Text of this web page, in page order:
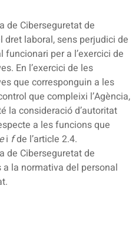
de Ciberseguretat de
dret laboral, sens perjudici de
funcionari per a l’exercici de
En l’exercici de les
que corresponguin a les
que compleixi l’Agència,
la consideració d’autoritat
a les funcions que
ei fde l’article 2.4.
de Ciberseguretat de
la normativa del personal